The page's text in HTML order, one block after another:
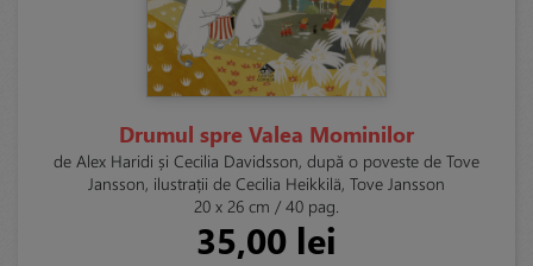
Drumul spre Valea Mominilor
de Alex Haridi și Cecilia Davidsson, după o poveste de Tove
Jansson, ilustrații de Cecilia Heikkilä, Tove Jansson
20 x 26 cm / 40 pag.
35,00 lei